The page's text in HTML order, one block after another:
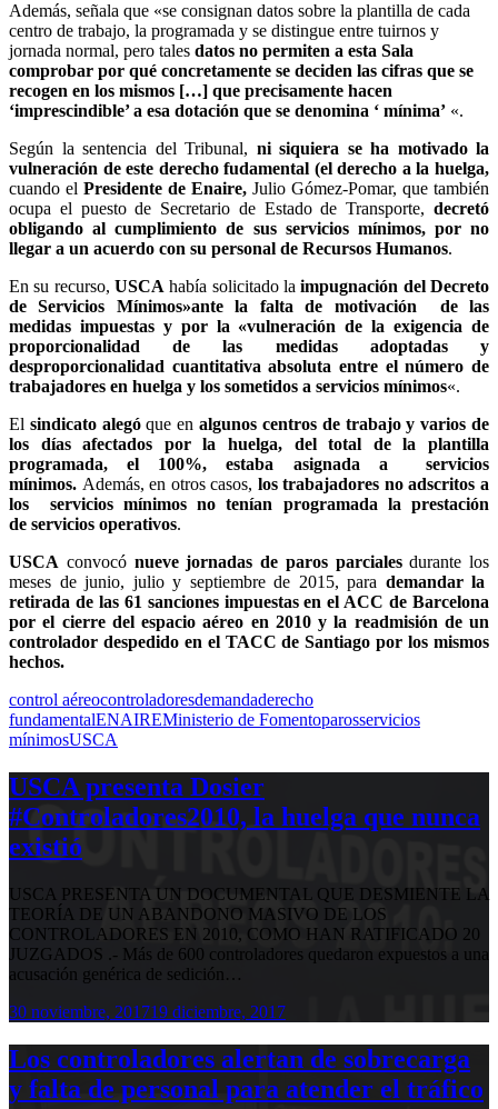
Además, señala que «se consignan datos sobre la plantilla de cada
centro de trabajo, la programada y se distingue entre tuirnos y
jornada normal, pero tales datos no permiten a esta Sala
comprobar por qué concretamente se deciden las cifras que se
recogen en los mismos […] que precisamente hacen
‘imprescindible’ a esa dotación que se denomina ‘ mínima’ «.
Según la sentencia del Tribunal, ni siquiera se ha motivado la
vulneración de este derecho fudamental (el derecho a la huelga,
cuando el Presidente de Enaire, Julio Gómez-Pomar, que también
ocupa el puesto de Secretario de Estado de Transporte, decretó
obligando al cumplimiento de sus servicios mínimos, por no
llegar a un acuerdo con su personal de Recursos Humanos.
En su recurso, USCA había solicitado laimpugnación del Decreto
de Servicios Mínimos»ante la falta de motivación de las
medidas impuestas y por la «vulneración de la exigencia de
proporcionalidad de las medidas adoptadas y
desproporcionalidad cuantitativa absoluta entre el número de
trabajadores en huelga y los sometidos a servicios mínimos«.
El sindicato alegóque enalgunos centros de trabajo y varios de
los días afectados por la huelga, del total de la plantilla
programada, el 100%, estaba asignada a servicios
mínimos. Además, en otros casos, los trabajadores no adscritos a
los servicios mínimos no tenían programada la prestación
de servicios operativos.
USCA convocó nueve jornadas de paros parcialesdurante los
meses de junio, julio y septiembre de 2015, para demandar la
retirada de las 61 sanciones impuestas en el ACC de Barcelona
por el cierre del espacio aéreo en 2010 y la readmisión de un
controlador despedido en el TACC de Santiago por los mismos
hechos.
control aéreocontroladoresdemandaderecho
fundamentalENAIREMinisterio de Fomentoparosservicios
mínimosUSCA
USCA presenta Dosier
#Controladores2010, la huelga que nunca
existió
USCA PRESENTA UN DOCUMENTAL QUE DESMIENTE LA
TEORÍA DE UN ABANDONO MASIVO DE LOS
CONTROLADORES EN 2010, COMO HAN RATIFICADO 20
JUZGADOS .- Más de 600 controladores quedaron expuestos a una
acusación genérica de sedición…
30 noviembre, 201719 diciembre, 2017
Los controladores alertan de sobrecarga
y falta de personal para atender el tráfico